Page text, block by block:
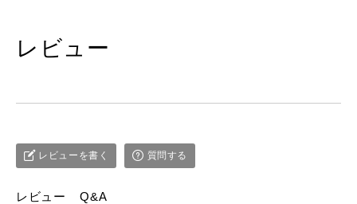
レビュー
レビューを書く 質問する
レビュー Q&A